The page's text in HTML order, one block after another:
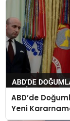
ABD’de
Yeni